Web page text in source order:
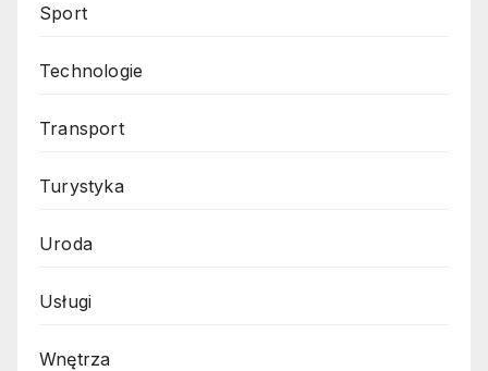
Sport
Technologie
Transport
Turystyka
Uroda
Usługi
Wnętrza